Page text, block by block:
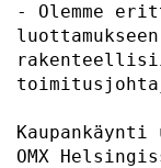
- Olemme
OMX